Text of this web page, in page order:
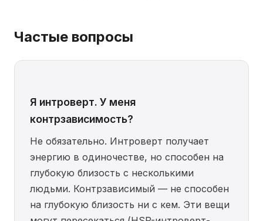
Частые вопросы
Я интроверт. У меня
контрзависимость?
Не обязательно. Интроверт получает
энергию в одиночестве, но способен на
глубокую близость с несколькими
людьми. Контрзависимый — не способен
на глубокую близость ни с кем. Эти вещи